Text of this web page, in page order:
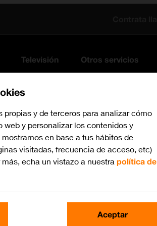
Televisión Otros servicios
propias y de terceros para analizar cómo
web y personalizar los contenidos y
en base a tus hábitos de
visitadas, frecuencia de acceso, etc)
echa un vistazo a nuestra política de
Aceptar